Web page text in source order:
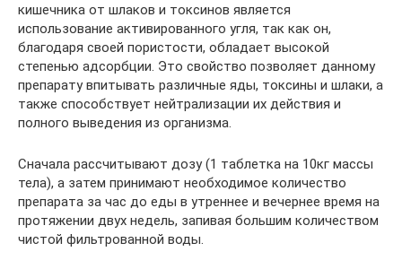
кишечника от шлаков и токсинов является
использование активированного угля, так как он,
благодаря своей пористости, обладает высокой
степенью адсорбции. Это свойство позволяет данному
препарату впитывать различные яды, токсины и шлаки, а
также способствует нейтрализации их действия и
полного выведения из организма.
Сначала рассчитывают дозу (1 таблетка на 10кг массы
тела), а затем принимают необходимое количество
препарата за час до еды в утреннее и вечернее время на
протяжении двух недель, запивая большим количеством
чистой фильтрованной воды.